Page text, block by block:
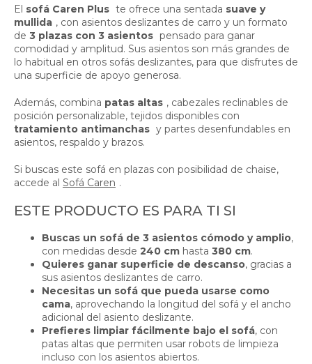
El sofá Caren Plus te ofrece una sentada suave y
mullida , con asientos deslizantes de carro y un formato
de 3 plazas con 3 asientos pensado para ganar
comodidad y amplitud. Sus asientos son más grandes de
lo habitual en otros sofás deslizantes, para que disfrutes de
una superficie de apoyo generosa.
Además, combina patas altas , cabezales reclinables de
posición personalizable, tejidos disponibles con
tratamiento antimanchas y partes desenfundables en
asientos, respaldo y brazos.
Si buscas este sofá en plazas con posibilidad de chaise,
accede al Sofá Caren .
ESTE PRODUCTO ES PARA TI SI
Buscas un sofá de 3 asientos cómodo y amplio,
con medidas desde 240 cm hasta 380 cm.
Quieres ganar superficie de descanso, gracias a
sus asientos deslizantes de carro.
Necesitas un sofá que pueda usarse como
cama, aprovechando la longitud del sofá y el ancho
adicional del asiento deslizante.
Prefieres limpiar fácilmente bajo el sofá, con
patas altas que permiten usar robots de limpieza
incluso con los asientos abiertos.